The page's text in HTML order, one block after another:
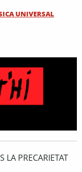
UNIVERSAL
LA PRECARIETAT